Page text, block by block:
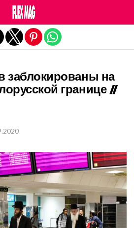
заблокированы на
границе //
mobile version